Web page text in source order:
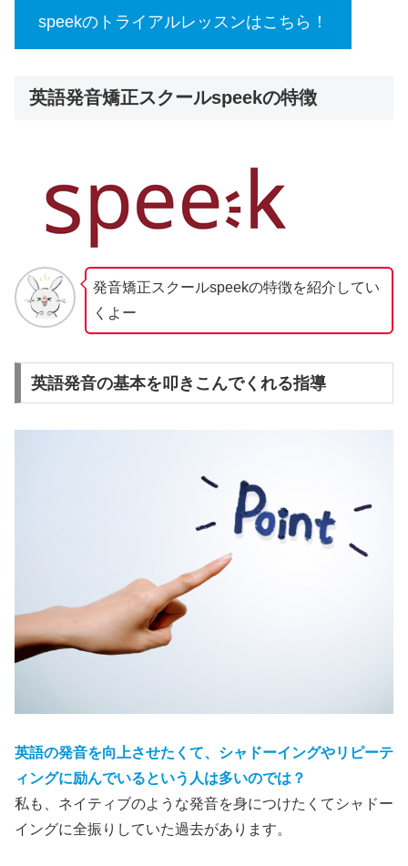
speekのトライアルレッスンはこちら！
英語発音矯正スクールspeekの特徴
発音矯正スクールspeekの特徴を紹介してい
くよー
英語発音の基本を叩きこんでくれる指導
英語の発音を向上させたくて、シャドーイングやリピーテ
ィングに励んでいるという人は多いのでは？
私も、ネイティブのような発音を身につけたくてシャドー
イングに全振りしていた過去があります。